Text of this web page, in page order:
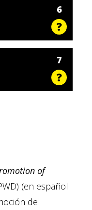
6
7
of
(en español
del